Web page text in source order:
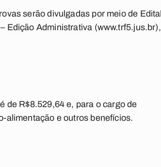
serão divulgadas por meio de Edital
Edição Administrativa (www.trf5.jus.br),
de R$8.529,64 e, para o cargo de
alimentação e outros benefícios.